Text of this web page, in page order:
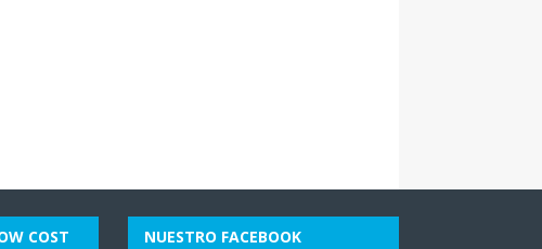
COST NUESTRO FACEBOOK